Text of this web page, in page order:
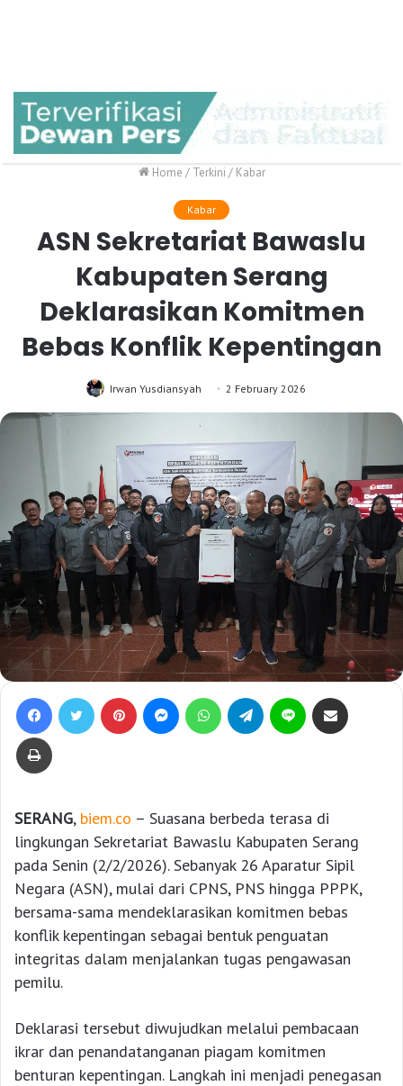
Home / Terkini / Kabar
Kabar
ASN Sekretariat Bawaslu
Kabupaten Serang
Deklarasikan Komitmen
Bebas Konflik Kepentingan
Irwan Yusdiansyah 2 February 2026
SERANG, biem.co – Suasana berbeda terasa di
lingkungan Sekretariat Bawaslu Kabupaten Serang
pada Senin (2/2/2026). Sebanyak 26 Aparatur Sipil
Negara (ASN), mulai dari CPNS, PNS hingga PPPK,
bersama-sama mendeklarasikan komitmen bebas
konflik kepentingan sebagai bentuk penguatan
integritas dalam menjalankan tugas pengawasan
pemilu.
Deklarasi tersebut diwujudkan melalui pembacaan
ikrar dan penandatanganan piagam komitmen
benturan kepentingan. Langkah ini menjadi penegasan